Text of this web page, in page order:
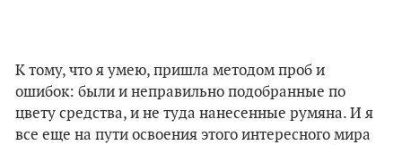
К тому, что я умею, пришла методом проб и
ошибок: были и неправильно подобранные по
цвету средства, и не туда нанесенные румяна. И я
все еще на пути освоения этого интересного мира